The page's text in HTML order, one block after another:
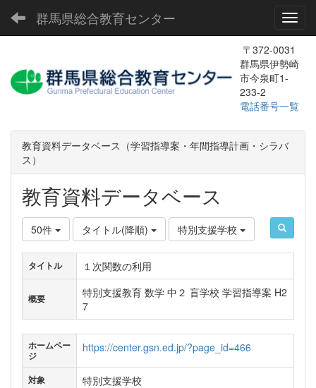
群馬県総合教育センター
〒372-0031
群馬県伊勢崎
市今泉町1-
233-2
電話番号一覧
教育資料データベース（学習指導案・年間指導計画・シラバ
ス）
教育資料データベース
50件 タイトル(降順) 特別支援学校
タイトル １次関数の利用
概要
特別支援教育 数学 中２ 盲学校 学習指導案 H2
7
ホームペー
ジ
https://center.gsn.ed.jp/?page_id=466
対象 特別支援学校